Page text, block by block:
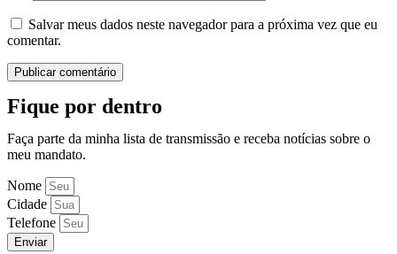
Salvar meus dados neste navegador para a próxima vez que eu
comentar.
Fique por dentro
Faça parte da minha lista de transmissão e receba notícias sobre o
meu mandato.
Nome
Cidade
Telefone
Enviar